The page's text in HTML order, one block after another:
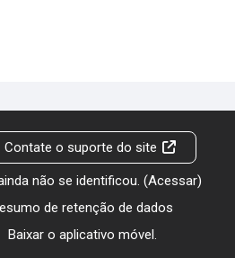
Contate o suporte do site
não se identificou. (Acessar)
de retenção de dados
Baixar o aplicativo móvel.